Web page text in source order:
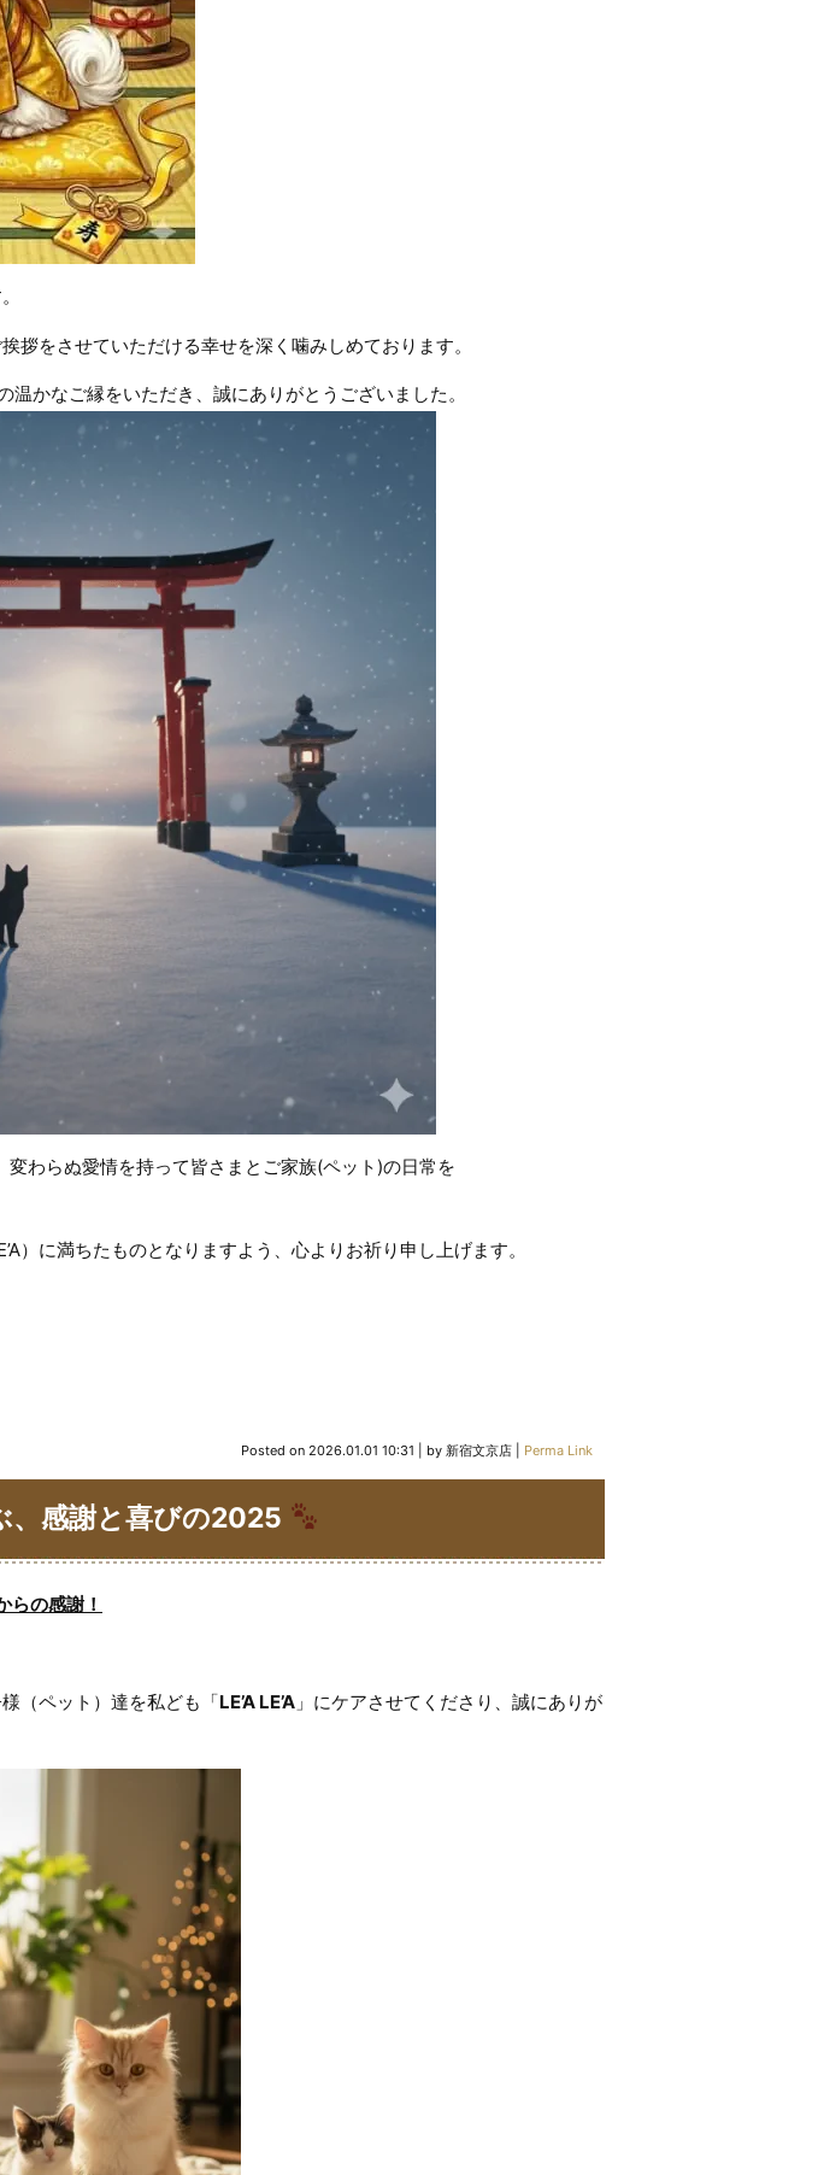
拶をさせていただける幸せを深く噛みしめております。
温かなご縁をいただき、誠にありがとうございました。
わらぬ愛情を持って皆さまとご家族(ペット)の日常を
）に満ちたものとなりますよう、心よりお祈り申し上げます。
Posted on 2026.01.01 10:31 by 新宿文京店 Perma Link
ぶ、感謝と喜びの2025
の感謝！
（ペット）達を私ども「LE’A LE’A 」にケアさせてくださり、誠にありが